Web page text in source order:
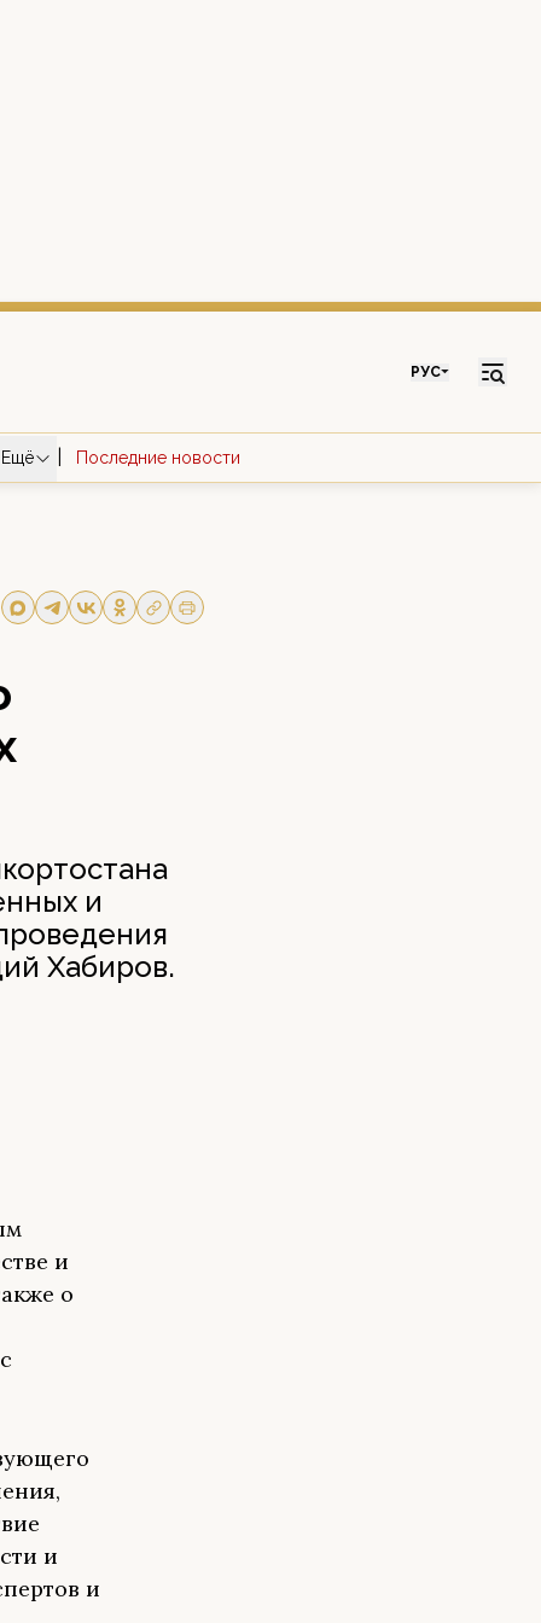
РУС
Ещё Последние новости
и
Хабиров.
и
о
и
и